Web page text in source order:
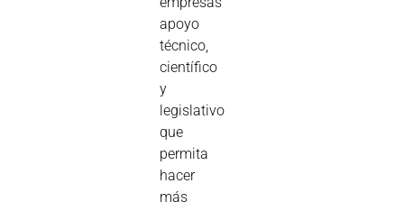
apoyo
técnico,
científico
y
legislativo
que
permita
hacer
más